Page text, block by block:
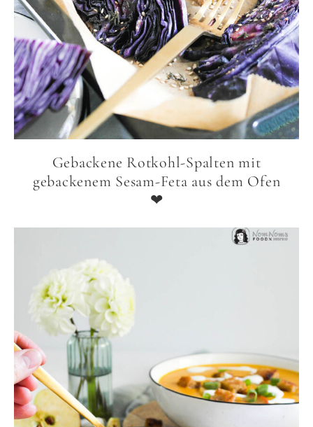
Gebackene Rotkohl-Spalten mit
gebackenem Sesam-Feta aus dem Ofen
❤